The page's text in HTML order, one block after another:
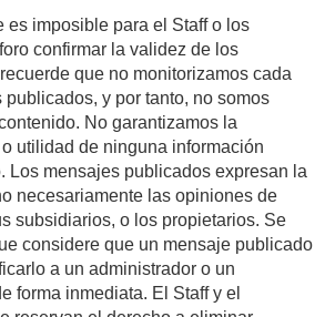
es imposible para el Staff o los
confirmar la validez de los
que no monitorizamos cada
y por tanto, no somos
No garantizamos la
utilidad de ninguna información
Los mensajes publicados expresan la
necesariamente las opiniones de
subsidiarios, o los propietarios. Se
considere que un mensaje publicado
a un administrador o un
forma inmediata. El Staff y el